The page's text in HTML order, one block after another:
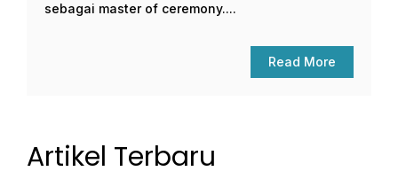
sebagai master of ceremony....
Read More
Artikel Terbaru